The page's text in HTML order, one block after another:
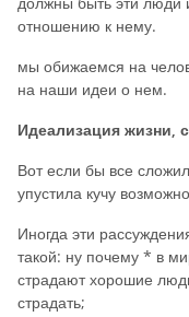
отношению к нему.
мы обижаемся на
на наши идеи о нем.
Идеализация жизни,
Вот если бы все
упустила кучу
Иногда эти
такой: ну почему * в
страдают хорошие
страдать;